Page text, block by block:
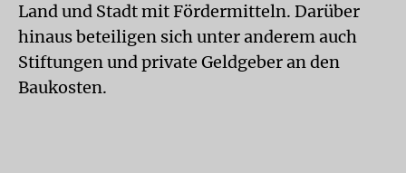
Land und Stadt mit Fördermitteln. Darüber
hinaus beteiligen sich unter anderem auch
Stiftungen und private Geldgeber an den
Baukosten.